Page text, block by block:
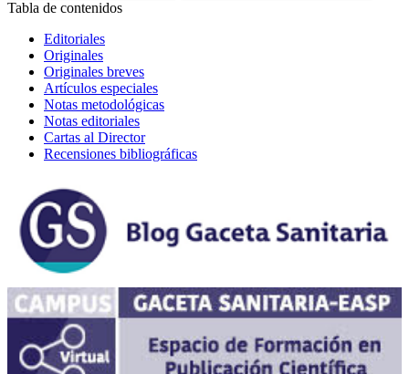
Tabla de contenidos
Editoriales
Originales
Originales breves
Artículos especiales
Notas metodológicas
Notas editoriales
Cartas al Director
Recensiones bibliográficas